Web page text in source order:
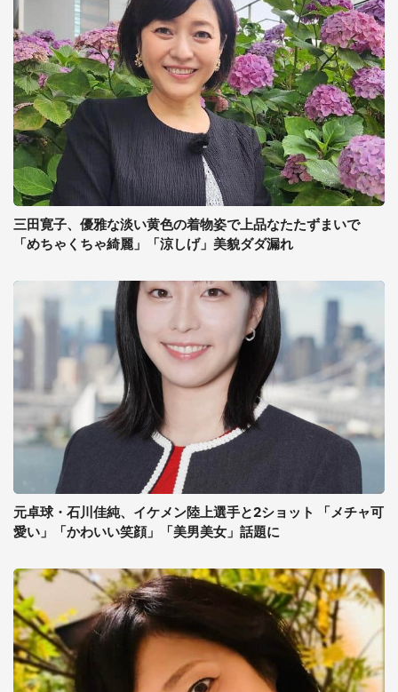
三田寛子、優雅な淡い黄色の着物姿で上品なたたずまいで
「めちゃくちゃ綺麗」「涼しげ」美貌ダダ漏れ
元卓球・石川佳純、イケメン陸上選手と2ショット 「メチャ可
愛い」「かわいい笑顔」「美男美女」話題に